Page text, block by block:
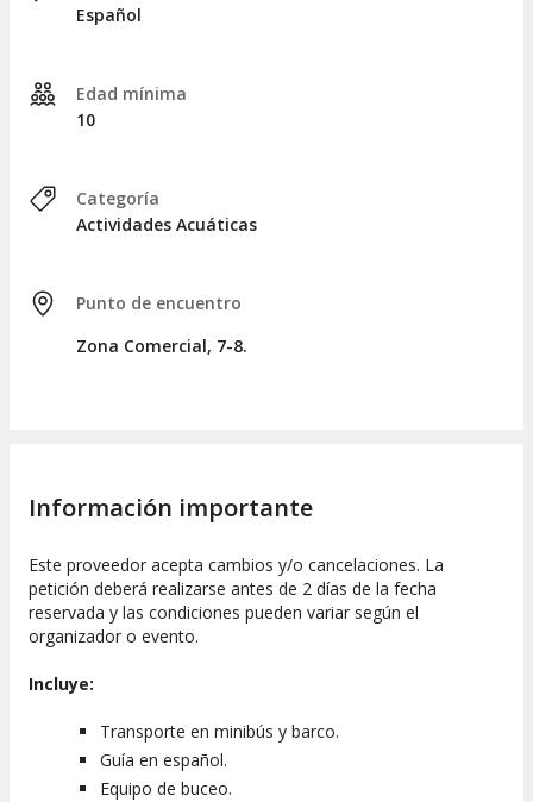
inmersión,esperéis al menos 12 horas antes de volar o
Considerad que en ciertas ocasiones no realizaremos
desplazamientos en barco, optando por quedarnos en la
Español
Edad mínima
10
Categoría
Actividades Acuáticas
Punto de encuentro
Zona Comercial, 7-8.
Información importante
Este proveedor acepta cambios y/o cancelaciones. La
petición deberá realizarse antes de 2 días de la fecha
reservada y las condiciones pueden variar según el
organizador o evento.
Incluye:
Transporte en minibús y barco.
Guía en español.
Equipo de buceo.